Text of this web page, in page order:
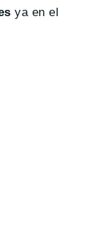
ya en el